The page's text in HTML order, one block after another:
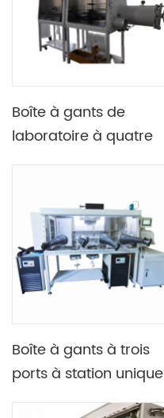
petite chambre de
transition
Boîte à gants de
laboratoire à quatre
fenêtre ouverte sur le
devant
Boîte à gants à trois
ports à station unique
sous vide avec